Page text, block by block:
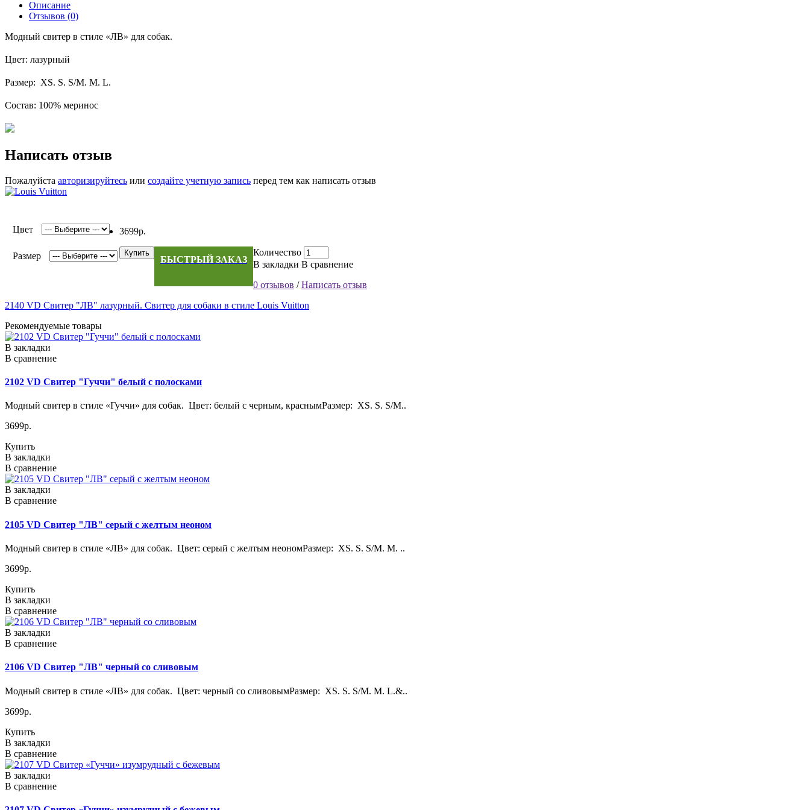
Описание
Отзывов (0)
Модный свитер в стиле «ЛВ» для собак.
Цвет: лазурный
Размер: XS. S. S/M. M. L.
Состав: 100% меринос
Написать отзыв
Пожалуйста авторизируйтесь или создайте учетную запись перед тем как написать отзыв
Цвет
Размер
3699р.
Количество
Купить
БЫСТРЫЙ ЗАКАЗ В закладки В сравнение
0 отзывов /Написать отзыв
2140 VD Свитер "ЛВ" лазурный. Свитер для собаки в стиле Louis Vuitton
Рекомендуемые товары
В закладки
В сравнение
2102 VD Свитер "Гуччи" белый с полосками
Модный свитер в стиле «Гуччи» для собак. Цвет: белый с черным, краснымРазмер: XS. S. S/M..
3699р.
Купить
В закладки
В сравнение
В закладки
В сравнение
2105 VD Свитер "ЛВ" серый с желтым неоном
Модный свитер в стиле «ЛВ» для собак. Цвет: серый с желтым неономРазмер: XS. S. S/M. M. ..
3699р.
Купить
В закладки
В сравнение
В закладки
В сравнение
2106 VD Свитер "ЛВ" черный со сливовым
Модный свитер в стиле «ЛВ» для собак. Цвет: черный со сливовымРазмер: XS. S. S/M. M. L.&..
3699р.
Купить
В закладки
В сравнение
В закладки
В сравнение